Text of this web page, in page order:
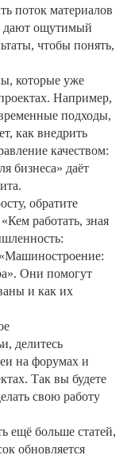
поток материалов
дают ощутимый
чтобы понять,
которые уже
Например,
подходы,
как внедрить
качеством:
бизнеса» даёт
обратите
работать, зная
Они помогут
и как их
делитесь
на форумах и
Так вы будете
свою работу
ещё больше статей,
обновляется